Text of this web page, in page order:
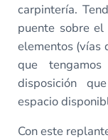
carpintería.
puente sobre
elementos (vías
que
disposición
espacio
Con este